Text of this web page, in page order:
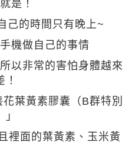
是！
己的時間只有晚上~
機做自己的事情
以非常的害怕身體越來
！
葉黃素膠囊（B群特別
裡面的葉黃素、玉米黃